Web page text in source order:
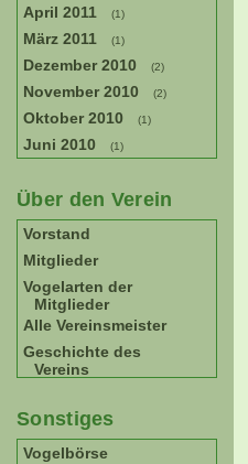
April 2011 (1)
März 2011 (1)
Dezember 2010 (2)
November 2010 (2)
Oktober 2010 (1)
Juni 2010 (1)
Über den Verein
Vorstand
Mitglieder
Vogelarten der
Mitglieder
Alle Vereinsmeister
Geschichte des
Vereins
Sonstiges
Vogelbörse